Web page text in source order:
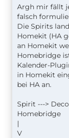
Vielleicht
Kannst ja
Homebridge.
andere von
und nur die
Ist ziemlich
Argh mir fällt
falsch
Die Spirits
Homekit (HA
an Homekit
Homebridge
Kalender-
in Homekit
bei HA an.
Spirit --->
Homebridge
|
V